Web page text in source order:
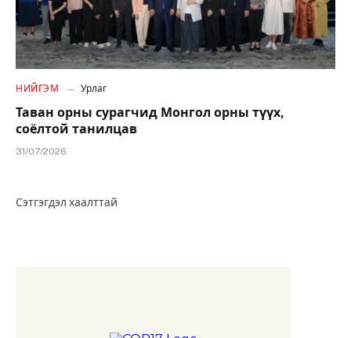
НИЙГЭМ Урлаг
Таван орны сурагчид Монгол орны түүх,
соёлтой танилцав
31/07/2026
Сэтгэгдэл хаалттай